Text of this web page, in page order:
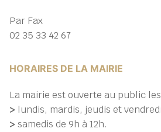
Par Fax
02 35 33 42 67
HORAIRES DE LA MAIRIE
La mairie est ouverte au public les
> lundis, mardis, jeudis et
> samedis de 9h à 12h.